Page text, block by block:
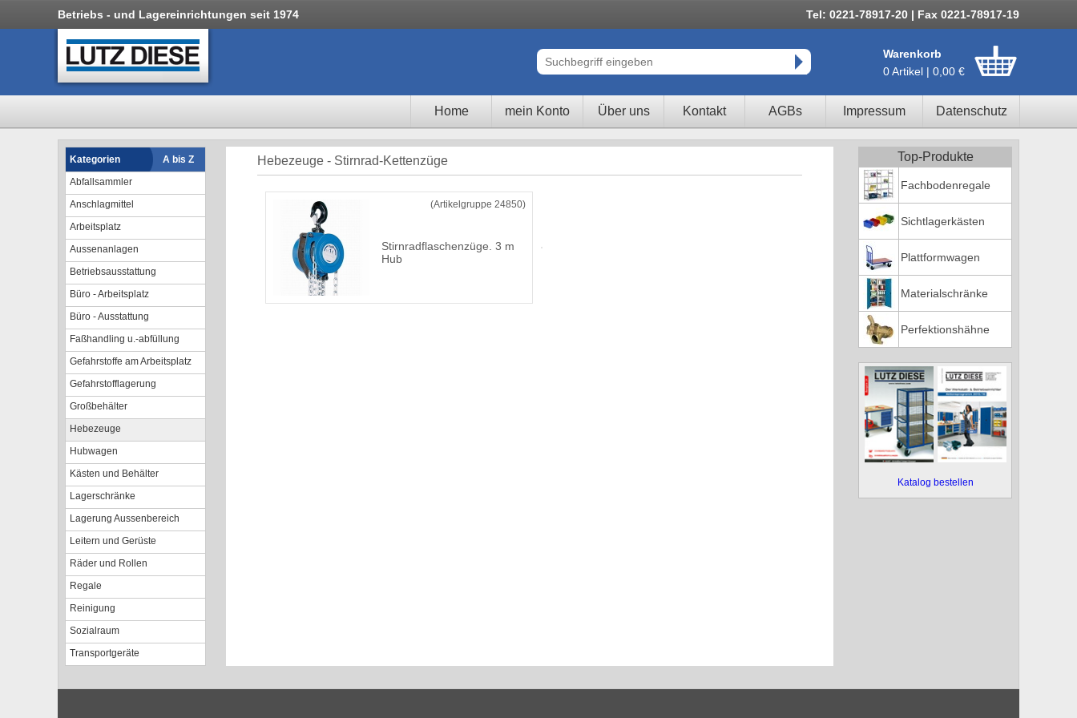
Betriebs - und Lagereinrichtungen seit 1974 Tel: 0221-78917-20 | Fax 0221-78917-19
Warenkorb
0 Artikel | 0,00 €
Home mein Konto Über uns Kontakt AGBs Impressum Datenschutz
Kategorien
A bis Z
Abfallsammler
Anschlagmittel
Arbeitsplatz
Aussenanlagen
Betriebsausstattung
Büro - Arbeitsplatz
Büro - Ausstattung
Faßhandling u.-abfüllung
Gefahrstoffe am Arbeitsplatz
Gefahrstofflagerung
Großbehälter
Hebezeuge
Hubwagen
Kästen und Behälter
Lagerschränke
Lagerung Aussenbereich
Leitern und Gerüste
Räder und Rollen
Regale
Reinigung
Sozialraum
Transportgeräte
Hebezeuge - Stirnrad-Kettenzüge
(Artikelgruppe 24850)
Stirnradflaschenzüge. 3 m
Hub
Top-Produkte
Fachbodenregale
Sichtlagerkästen
Plattformwagen
Materialschränke
Perfektionshähne
Katalog bestellen